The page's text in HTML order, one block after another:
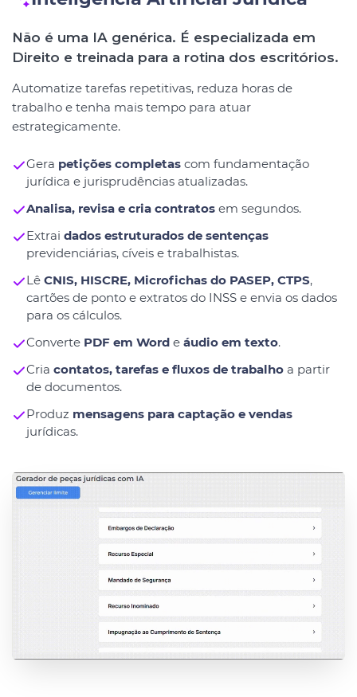
Não é uma IA genérica. É especializada em
Direito e treinada para a rotina dos escritórios.
Automatize tarefas repetitivas, reduza horas de
trabalho e tenha mais tempo para atuar
estrategicamente.
Gera petições completascom fundamentação
jurídica e jurisprudências atualizadas.
Analisa, revisa e cria contratosem segundos.
Extrai dados estruturados de sentenças
previdenciárias, cíveis e trabalhistas.
Lê CNIS, HISCRE, Microfichas do PASEP, CTPS,
cartões de ponto e extratos do INSS e envia os dados
para os cálculos.
Converte PDF em Worde áudio em texto.
Cria contatos, tarefas e fluxos de trabalhoa partir
de documentos.
Produz mensagens para captação e vendas
jurídicas.